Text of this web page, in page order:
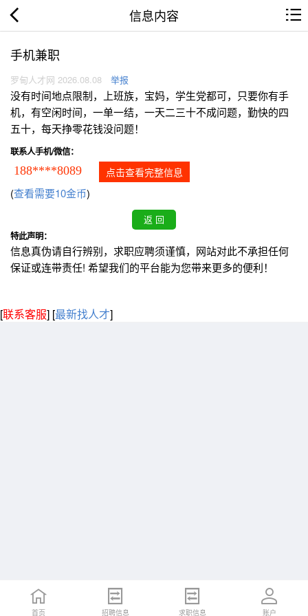
信息内容
手机兼职
罗甸人才网 2026.08.08 举报
没有时间地点限制，上班族，宝妈，学生党都可，只要你有手
机，有空闲时间，一单一结，一天二三十不成问题，勤快的四
五十，每天挣零花钱没问题！
联系人手机/微信：
188****8089 点击查看完整信息
(查看需要10金币)
特此声明：
信息真伪请自行辨别，求职应聘须谨慎，网站对此不承担任何
保证或连带责任! 希望我们的平台能为您带来更多的便利！
[联系客服] [最新找人才]
首页 招聘信息 求职信息 账户